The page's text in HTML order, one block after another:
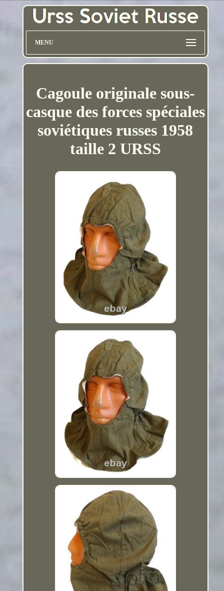
MENU
Cagoule originale sous-
casque des forces spéciales
soviétiques russes 1958
taille 2 URSS